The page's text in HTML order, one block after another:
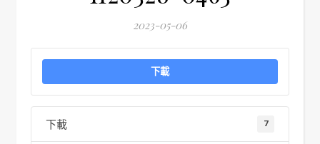
2023-05-06
下載
下載 7